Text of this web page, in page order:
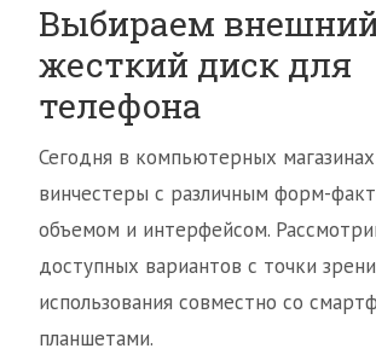
Выбираем
жесткий диск для
телефона
Сегодня в компьютерных
винчестеры с различным форм-
объемом и интерфейсом.
доступных вариантов с точки
использования совместно со
планшетами.